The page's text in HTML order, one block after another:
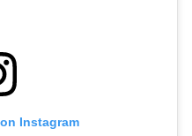
Instagram